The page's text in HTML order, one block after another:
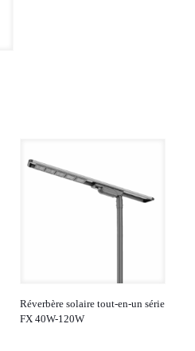
Réverbère solaire tout-en-un série
FX 40W-120W